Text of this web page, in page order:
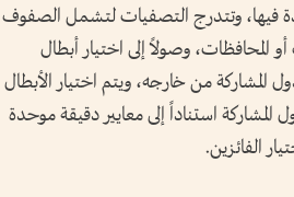
الواردة فيها، وتتدرج التصفيات لتشمل الصفوف
أو المحافظات، وصولاً إلى اختيار أبطال
من خارجه، ويتم اختيار الأبطال
استناداً إلى معايير دقيقة موحدة
الفائزين.